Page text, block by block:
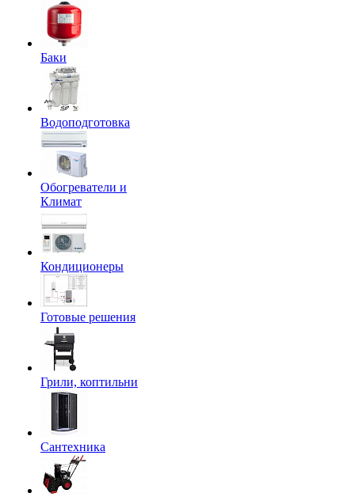
Баки
Водоподготовка
Обогреватели и
Климат
Кондиционеры
Готовые решения
Грили, коптильни
Сантехника